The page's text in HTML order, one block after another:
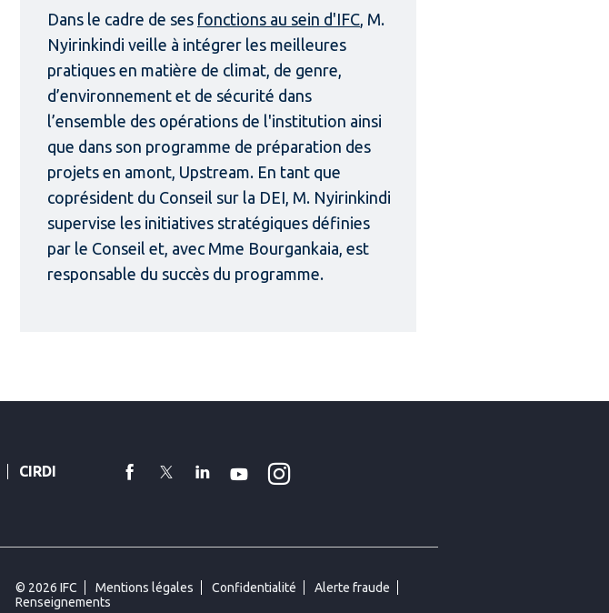
Dans le cadre de ses fonctions au sein d'IFC, M.
Nyirinkindi veille à intégrer les meilleures
pratiques en matière de climat, de genre,
d’environnement et de sécurité dans
l’ensemble des opérations de l'institution ainsi
que dans son programme de préparation des
projets en amont, Upstream. En tant que
coprésident du Conseil sur la DEI, M. Nyirinkindi
supervise les initiatives stratégiques définies
par le Conseil et, avec Mme Bourgankaia, est
responsable du succès du programme.
CIRDI facebook
TwitterLinkedinYouTubeInstagram
© 2026 IFC Mentions légales Confidentialité
Alerte fraude
Renseignements